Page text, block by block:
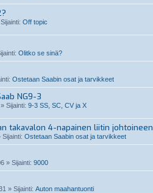
Off topic
Olitko se sinä?
Ostetaan Saabin osat ja tarvikkeet
NG9-3
» Sijainti: 9-3 SS, SC, CV ja X
takavalon 4-napainen liitin johtoineen
Sijainti: Ostetaan Saabin osat ja tarvikkeet
» Sijainti: 9000
» Sijainti: Auton maahantuonti